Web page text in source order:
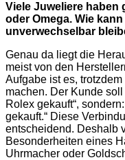
Viele Juweliere haben
oder Omega. Wie
unverwechselbar
Genau da liegt die
meist von den
Aufgabe ist es,
machen. Der Kunde
Rolex gekauft“,
gekauft.“ Diese
entscheidend. Deshalb
Besonderheiten eines
Uhrmacher oder